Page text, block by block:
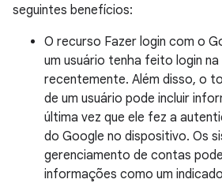
seguintes benefícios:
O recurso Fazer login com o
um usuário tenha feito login
recentemente. Além disso, o
de um usuário pode incluir
última vez que ele fez a
do Google no dispositivo. Os
gerenciamento de contas
informações como um